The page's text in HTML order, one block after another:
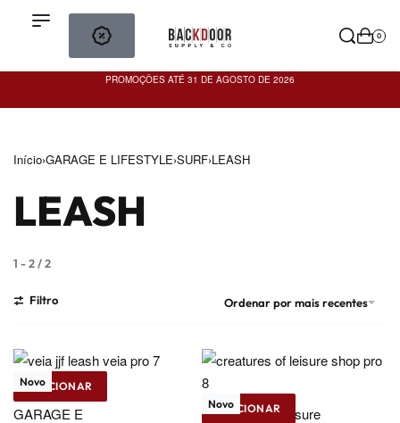
0
PROMOÇÕES ATÉ 31 DE AGOSTO DE 2026
Início›GARAGE E LIFESTYLE›SURF›LEASH
LEASH
1 -2/2
Ordenar por mais recentes
Filtro
Novo
ADICIONAR
Veia
GARAGE E
Novo
ADICIONAR
Creatures of Leisure